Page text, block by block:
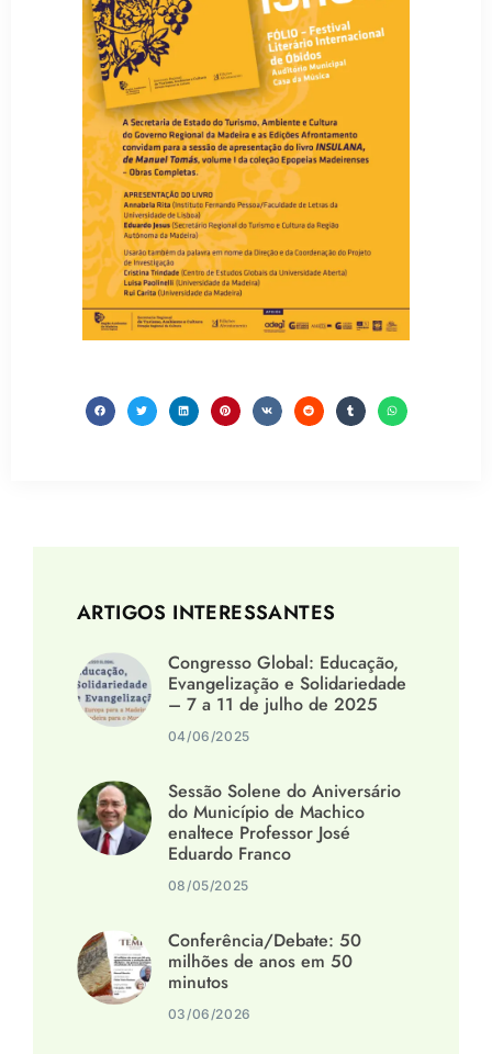
ARTIGOS INTERESSANTES
Congresso Global: Educação,
Evangelização e Solidariedade
– 7 a 11 de julho de 2025
04/06/2025
Sessão Solene do Aniversário
do Município de Machico
enaltece Professor José
Eduardo Franco
08/05/2025
Conferência/Debate: 50
milhões de anos em 50
minutos
03/06/2026